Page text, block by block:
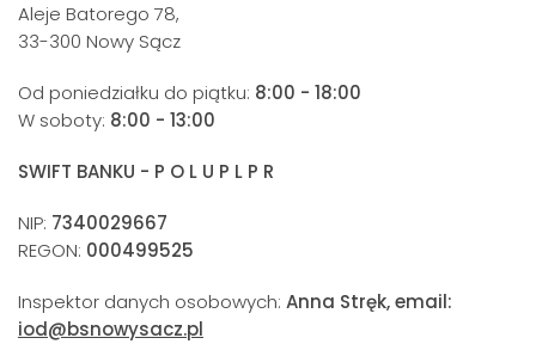
Aleje Batorego 78,
33-300 Nowy Sącz
Od poniedziałku do piątku: 8:00 - 18:00
W soboty: 8:00 - 13:00
SWIFT BANKU - P O L U P L P R
NIP: 7340029667
REGON: 000499525
Inspektor danych osobowych: Anna Stręk, email:
iod@bsnowysacz.pl